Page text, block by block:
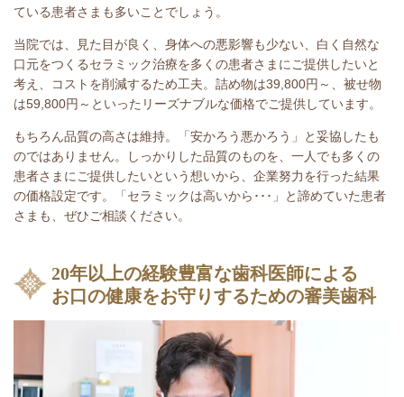
ている患者さまも多いことでしょう。
当院では、見た目が良く、身体への悪影響も少ない、白く自然な
口元をつくるセラミック治療を多くの患者さまにご提供したいと
考え、コストを削減するため工夫。詰め物は39,800円～、被せ物
は59,800円～といったリーズナブルな価格でご提供しています。
もちろん品質の高さは維持。「安かろう悪かろう」と妥協したも
のではありません。しっかりした品質のものを、一人でも多くの
患者さまにご提供したいという想いから、企業努力を行った結果
の価格設定です。「セラミックは高いから･･･」と諦めていた患者
さまも、ぜひご相談ください。
20年以上の経験豊富な歯科医師による
お口の健康をお守りするための審美歯科